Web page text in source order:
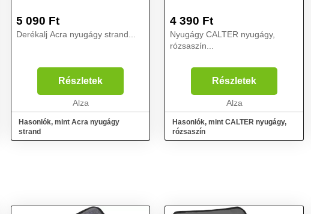
5 090 Ft
Derékalj Acra nyugágy strand...
Részletek
Alza
Hasonlók, mint Acra nyugágy
strand
4 390 Ft
Nyugágy CALTER nyugágy,
rózsaszín...
Részletek
Alza
Hasonlók, mint CALTER nyugágy,
rózsaszín